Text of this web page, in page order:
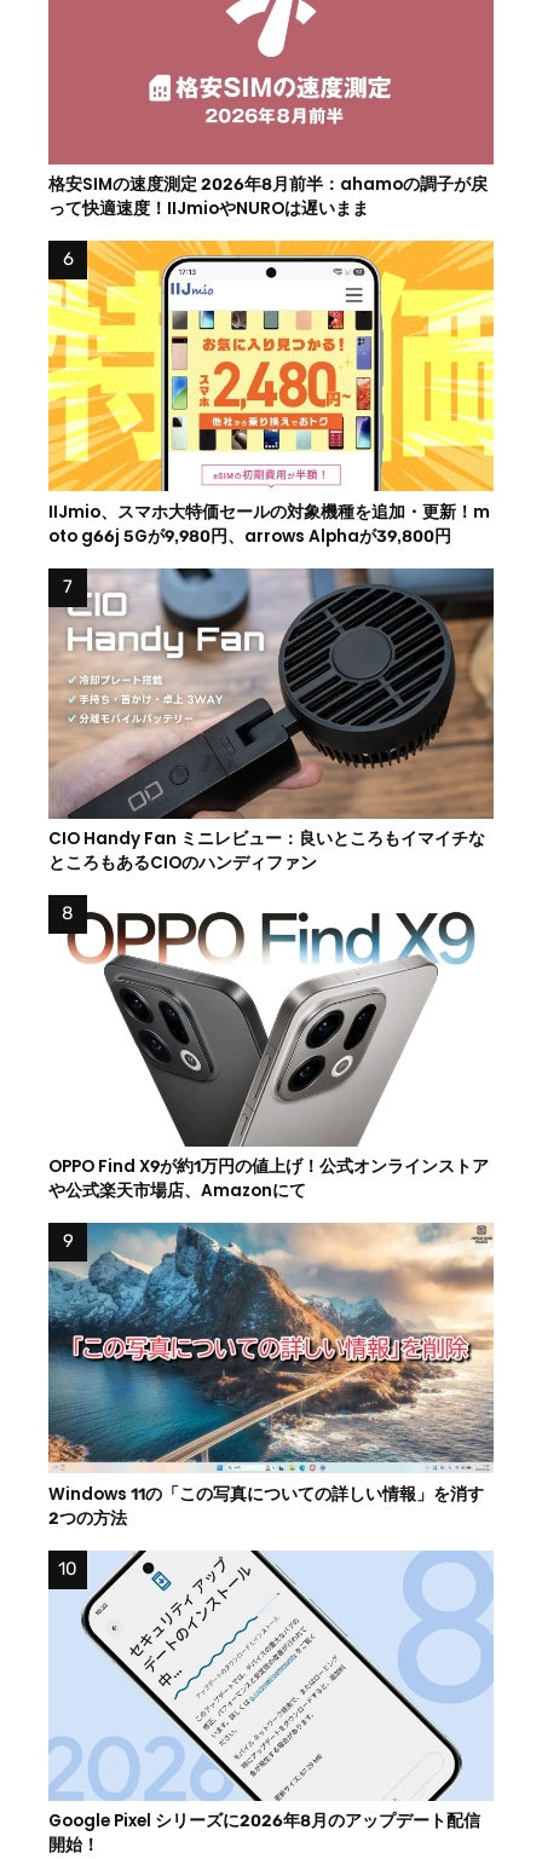
格安SIMの速度測定 2026年8月前半：ahamoの調子が戻
って快適速度！IIJmioやNUROは遅いまま
IIJmio、スマホ大特価セールの対象機種を追加・更新！m
oto g66j 5Gが9,980円、arrows Alphaが39,800円
CIO Handy Fan ミニレビュー：良いところもイマイチな
ところもあるCIOのハンディファン
OPPO Find X9が約1万円の値上げ！公式オンラインストア
や公式楽天市場店、Amazonにて
Windows 11の「この写真についての詳しい情報」を消す
2つの方法
Google Pixel シリーズに2026年8月のアップデート配信
開始！